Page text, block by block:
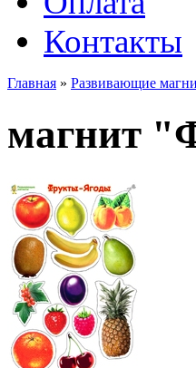
Контакты
Главная » Развивающие
магнит